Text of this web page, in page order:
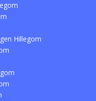
Hillegom